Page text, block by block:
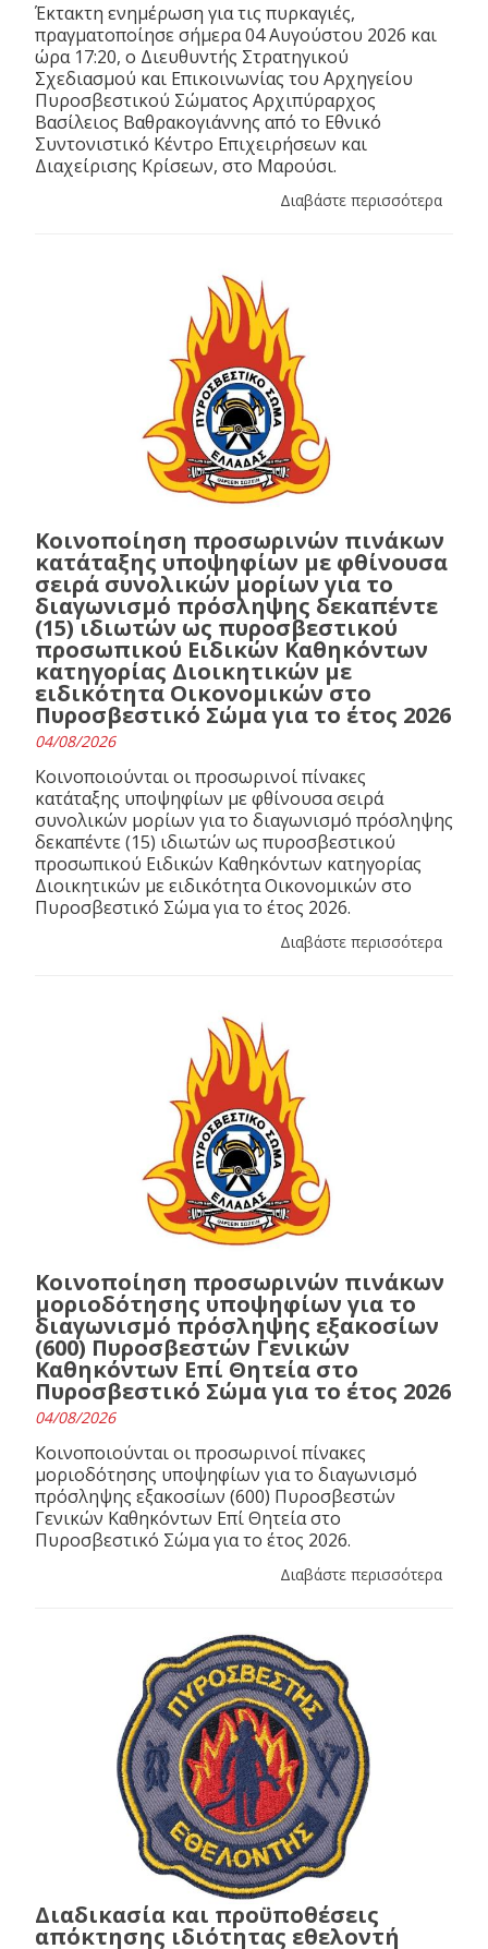
Έκτακτη ενημέρωση για τις πυρκαγιές,
πραγματοποίησε σήμερα 04 Αυγούστου 2026 και
ώρα 17:20, ο Διευθυντής Στρατηγικού
Σχεδιασμού και Επικοινωνίας του Αρχηγείου
Πυροσβεστικού Σώματος Αρχιπύραρχος
Βασίλειος Βαθρακογιάννης από το Εθνικό
Συντονιστικό Κέντρο Επιχειρήσεων και
Διαχείρισης Κρίσεων, στο Μαρούσι.
Διαβάστε περισσότερα
Κοινοποίηση προσωρινών πινάκων
κατάταξης υποψηφίων με φθίνουσα
σειρά συνολικών μορίων για το
διαγωνισμό πρόσληψης δεκαπέντε
(15) ιδιωτών ως πυροσβεστικού
προσωπικού Ειδικών Καθηκόντων
κατηγορίας Διοικητικών με
ειδικότητα Οικονομικών στο
Πυροσβεστικό Σώμα για το έτος 2026
04/08/2026
Κοινοποιούνται οι προσωρινοί πίνακες
κατάταξης υποψηφίων με φθίνουσα σειρά
συνολικών μορίων για το διαγωνισμό πρόσληψης
δεκαπέντε (15) ιδιωτών ως πυροσβεστικού
προσωπικού Ειδικών Καθηκόντων κατηγορίας
Διοικητικών με ειδικότητα Οικονομικών στο
Πυροσβεστικό Σώμα για το έτος 2026.
Διαβάστε περισσότερα
Κοινοποίηση προσωρινών πινάκων
μοριοδότησης υποψηφίων για το
διαγωνισμό πρόσληψης εξακοσίων
(600) Πυροσβεστών Γενικών
Καθηκόντων Επί Θητεία στο
Πυροσβεστικό Σώμα για το έτος 2026
04/08/2026
Κοινοποιούνται οι προσωρινοί πίνακες
μοριοδότησης υποψηφίων για το διαγωνισμό
πρόσληψης εξακοσίων (600) Πυροσβεστών
Γενικών Καθηκόντων Επί Θητεία στο
Πυροσβεστικό Σώμα για το έτος 2026.
Διαβάστε περισσότερα
Διαδικασία και προϋποθέσεις
απόκτησης ιδιότητας εθελοντή